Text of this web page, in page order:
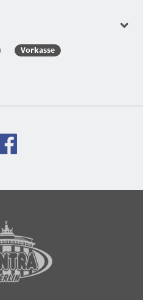
Vorkasse